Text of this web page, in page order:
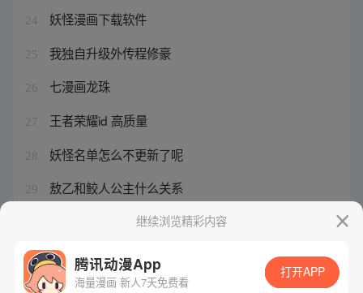
24 妖怪漫画下载软件
25 我独自升级外传程修豪
26 七漫画龙珠
27 王者荣耀id 高质量
28 妖怪名单怎么不更新了呢
29 敖乙和鲛人公主什么关系
反派大师兄的连载情况继续浏览精彩内容
腾讯动漫App
海量漫画 新人7天免费看
打开APP